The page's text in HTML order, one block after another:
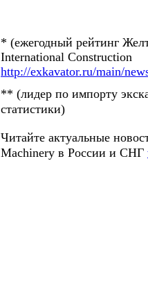
* (ежегодный рейтинг
International Construction
http://exkavator.ru/main/
** (лидер по импорту
статистики)
Читайте актуальные
Machinery в России и СНГ